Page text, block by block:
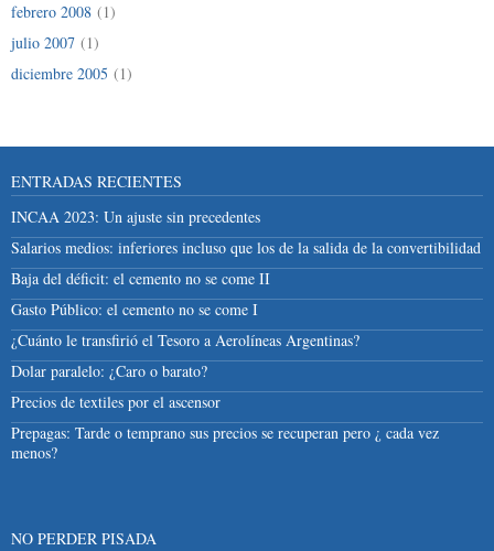
febrero 2008 (1)
julio 2007 (1)
diciembre 2005 (1)
ENTRADAS RECIENTES
INCAA 2023: Un ajuste sin precedentes
Salarios medios: inferiores incluso que los de la salida de la convertibilidad
Baja del déficit: el cemento no se come II
Gasto Público: el cemento no se come I
¿Cuánto le transfirió el Tesoro a Aerolíneas Argentinas?
Dolar paralelo: ¿Caro o barato?
Precios de textiles por el ascensor
Prepagas: Tarde o temprano sus precios se recuperan pero ¿ cada vez
menos?
NO PERDER PISADA